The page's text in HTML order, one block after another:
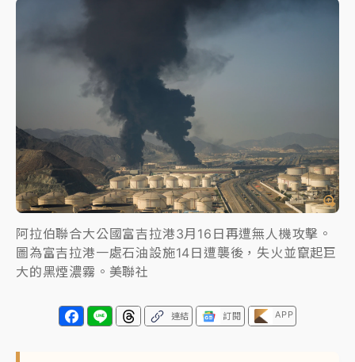
暑假過三周才推「E宿新北打卡趣」！抽獎程序複雜 觀
旅局回應了
中信慈善基金會想增加董事人數！辜仲諒向法院聲請遭
駁 理由曝光
故宮《龍藏經》特展第2檔！今線上預約開賣一度塞車
周六起展出延長至晚上7時
台東農業處長涉圖利渡假村！東檢抗告成功 今重開羈
押庭
父親節泡湯了！中颱白海豚雨彈轟3天 「紅到發紫」降
雨熱區曝
阿拉伯聯合大公國富吉拉港3月16日再遭無人機攻擊。
圖為富吉拉港一處石油設施14日遭襲後，失火並竄起巨
大的黑煙濃霧。美聯社
連結 訂閱 APP